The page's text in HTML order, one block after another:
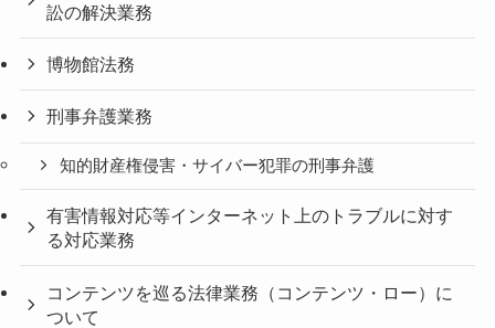
訟の解決業務
博物館法務
刑事弁護業務
知的財産権侵害・サイバー犯罪の刑事弁護
有害情報対応等インターネット上のトラブルに対す
る対応業務
コンテンツを巡る法律業務（コンテンツ・ロー）に
ついて